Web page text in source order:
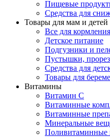
Пищевые
Средства для
Товары для мам и детей
Все для
Детское питание
Подгузники и
Пустышки,
Средства для
Товары для
Витамины
Витамин С
Витаминные
Витаминные
Минеральные
Поливитаминные